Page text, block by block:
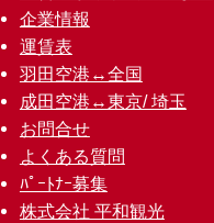
企業情報
運賃表
羽田空港↔︎全国
成田空港↔︎東京/ 埼玉
お問合せ
よくある質問
ﾊﾟｰﾄﾅｰ募集
株式会社 平和観光